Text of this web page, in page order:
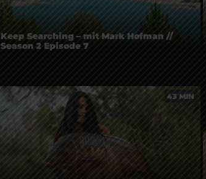
Keep Searching – mit Mark Hofman //
Season 2 Episode 7
43 MIN